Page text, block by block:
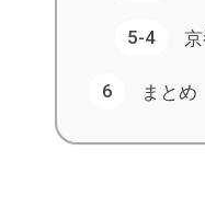
まとめ